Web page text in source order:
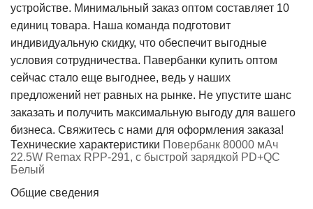
устройстве. Минимальный заказ оптом составляет 10
единиц товара. Наша команда подготовит
индивидуальную скидку, что обеспечит выгодные
условия сотрудничества. Павербанки купить оптом
сейчас стало еще выгоднее, ведь у наших
предложений нет равных на рынке. Не упустите шанс
заказать и получить максимальную выгоду для вашего
бизнеса. Свяжитесь с нами для оформления заказа!
Технические характеристики Повербанк 80000 мАч
22.5W Remax RPP-291, с быстрой зарядкой PD+QC
Белый
Общие сведения